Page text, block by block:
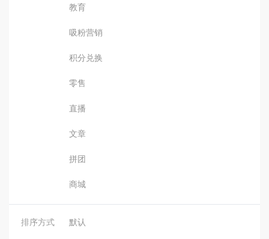
教育
吸粉营销
积分兑换
零售
直播
文章
拼团
商城
排序方式 默认